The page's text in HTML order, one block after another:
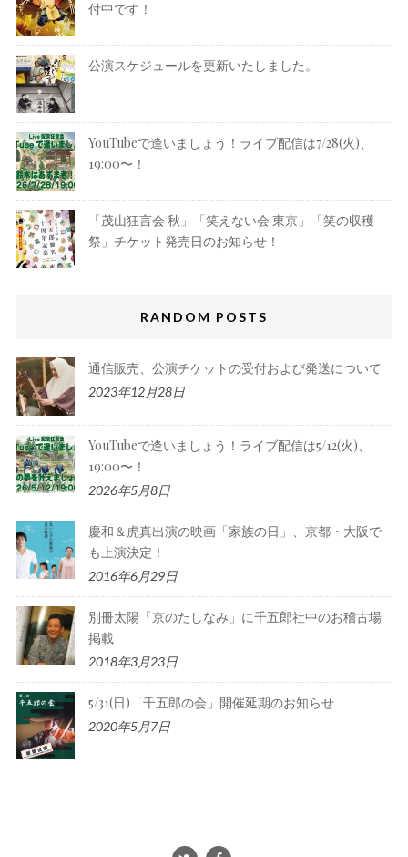
付中です！
公演スケジュールを更新いたしました。
YouTubeで逢いましょう！ライブ配信は7/28(火)、
19:00〜！
「茂山狂言会 秋」「笑えない会 東京」「笑の収穫
祭」チケット発売日のお知らせ！
RANDOM POSTS
通信販売、公演チケットの受付および発送について
2023年12月28日
YouTubeで逢いましょう！ライブ配信は5/12(火)、
19:00〜！
2026年5月8日
慶和＆虎真出演の映画「家族の日」、京都・大阪で
も上演決定！
2016年6月29日
別冊太陽「京のたしなみ」に千五郎社中のお稽古場
掲載
2018年3月23日
5/31(日)「千五郎の会」開催延期のお知らせ
2020年5月7日